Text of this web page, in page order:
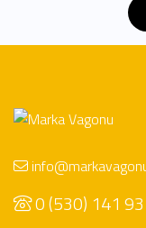
0 (530) 141